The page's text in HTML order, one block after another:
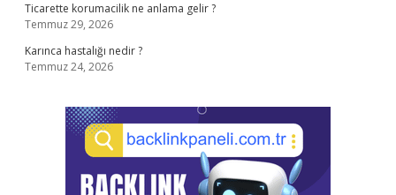
Ticarette korumacilik ne anlama gelir ?
Temmuz 29, 2026
Karınca hastalığı nedir ?
Temmuz 24, 2026